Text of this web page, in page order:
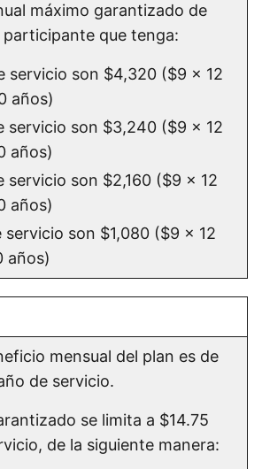
máximo garantizado de
participante que tenga:
servicio son $4,320 ($9 x 12
años)
servicio son $3,240 ($9 x 12
años)
servicio son $2,160 ($9 x 12
años)
servicio son $1,080 ($9 x 12
años)
mensual del plan es de
de servicio.
se limita a $14.75
de la siguiente manera: